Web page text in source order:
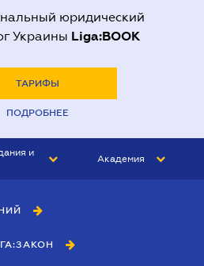
юридический
Украины Liga:BOOK
ТАРИФЫ
ПОДРОБНЕЕ
и
Академия